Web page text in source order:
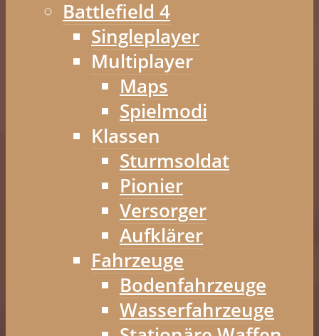
Battlefield 4
Singleplayer
Multiplayer
Maps
Spielmodi
Klassen
Sturmsoldat
Pionier
Versorger
Aufklärer
Fahrzeuge
Bodenfahrzeuge
Wasserfahrzeuge